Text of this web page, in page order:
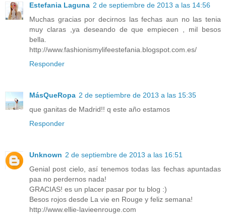
Estefania Laguna 2 de septiembre de 2013 a las 14:56
Muchas gracias por decirnos las fechas aun no las tenia
muy claras ,ya deseando de que empiecen , mil besos
bella.
http://www.fashionismylifeestefania.blogspot.com.es/
Responder
MásQueRopa 2 de septiembre de 2013 a las 15:35
que ganitas de Madrid!! q este año estamos
Responder
Unknown 2 de septiembre de 2013 a las 16:51
Genial post cielo, así tenemos todas las fechas apuntadas
paa no perdernos nada!
GRACIAS! es un placer pasar por tu blog :)
Besos rojos desde La vie en Rouge y feliz semana!
http://www.ellie-lavieenrouge.com